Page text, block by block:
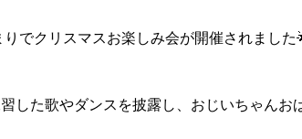
でクリスマスお楽しみ会が開催されました
した歌やダンスを披露し、おじいちゃんお